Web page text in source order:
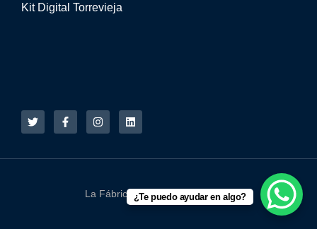
Kit Digital Torrevieja
La Fábrica Online © 2015 - 2026
¿Te puedo ayudar en algo?